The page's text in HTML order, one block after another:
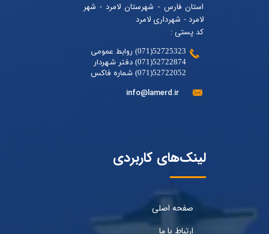
استان فارس - شهرستان لامرد - شهر
لامرد - شهرداری لامرد
کد پستی :
52725323(071) روابط عمومی
52722874(071) دفتر شهردار
52722052(071) شماره فاکس
info@lamerd.ir
لینک‌های کاربردی
صفحه اصلی
ارتباط با ما